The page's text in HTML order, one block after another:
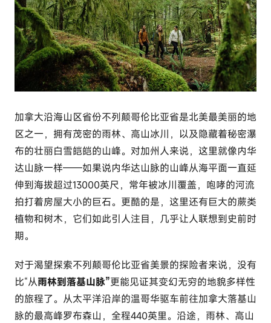
t
o
u
r
c
o
加拿大沿海山区省份不列颠哥伦比亚省是北美最美丽的地
区之一，拥有茂密的雨林、高山冰川，以及隐藏着秘密瀑
布的壮丽白雪皑皑的山峰。对加州人来说，这里就像内华
达山脉一样——如果说内华达山脉的山峰从海平面一直延
伸到海拔超过13000英尺，常年被冰川覆盖，咆哮的河流
拍打着房屋大小的巨石。更酷的是，这里还有巨大的蕨类
植物和树木，它们如此引人注目，几乎让人联想到史前时
期。
对于渴望探索不列颠哥伦比亚省美景的探险者来说，没有
比“从雨林到落基山脉”更能见证其变幻无穷的地貌多样性
的旅程了。从太平洋沿岸的温哥华驱车前往加拿大落基山
脉的最高峰罗布森山，全程440英里。沿途，雨林、高山